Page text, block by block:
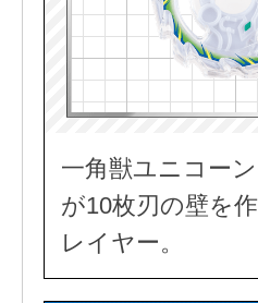
一角獣ユニコー
が10枚刃の壁を
レイヤー。